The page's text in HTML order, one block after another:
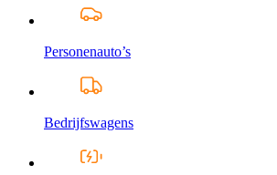
Personenauto’s
Bedrijfswagens